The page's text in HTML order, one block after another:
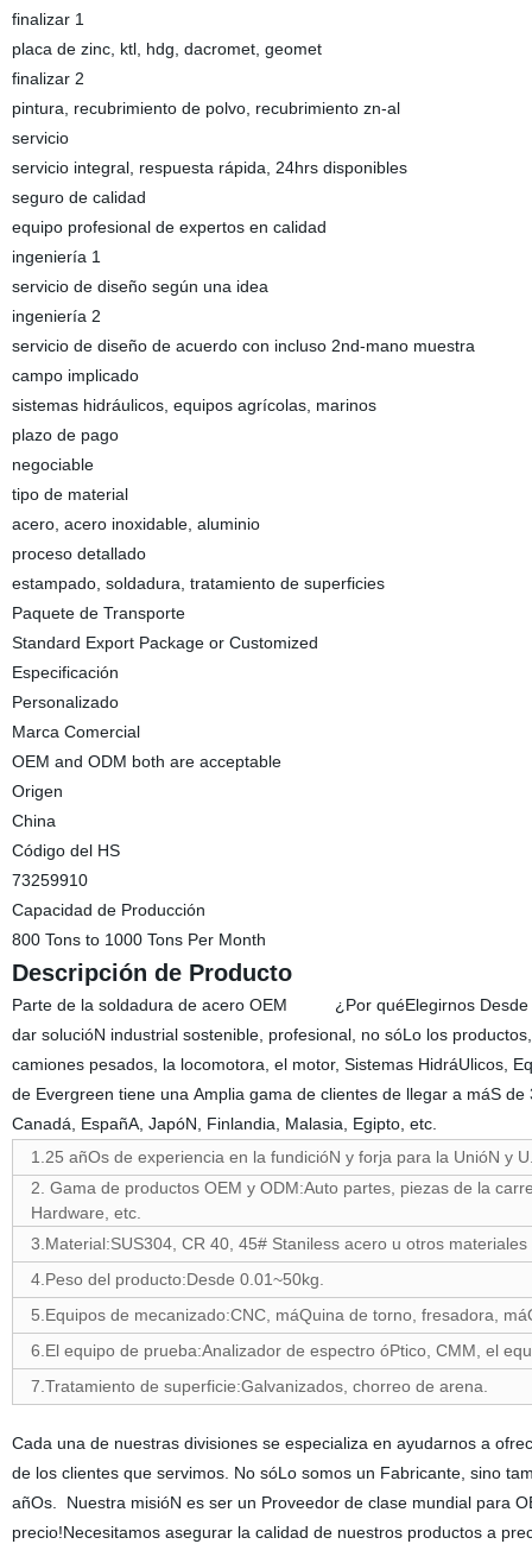
finalizar 1
placa de zinc, ktl, hdg, dacromet, geomet
finalizar 2
pintura, recubrimiento de polvo, recubrimiento zn-al
servicio
servicio integral, respuesta rápida, 24hrs disponibles
seguro de calidad
equipo profesional de expertos en calidad
ingeniería 1
servicio de diseño según una idea
ingeniería 2
servicio de diseño de acuerdo con incluso 2nd-mano muestra
campo implicado
sistemas hidráulicos, equipos agrícolas, marinos
plazo de pago
negociable
tipo de material
acero, acero inoxidable, aluminio
proceso detallado
estampado, soldadura, tratamiento de superficies
Paquete de Transporte
Standard Export Package or Customized
Especificación
Personalizado
Marca Comercial
OEM and ODM both are acceptable
Origen
China
Código del HS
73259910
Capacidad de Producción
800 Tons to 1000 Tons Per Month
Descripción de Producto
Parte de la soldadura de acero OEM ¿Por quéElegirnos Desde
dar solucióN industrial sostenible, profesional, no sóLo los
camiones pesados, la locomotora, el motor, Sistemas HidráUlicos,
de Evergreen tiene una Amplia gama de clientes de llegar a máS
Canadá, EspañA, JapóN, Finlandia, Malasia, Egipto, etc.
1.25 añOs de experiencia en la fundicióN y forja para la UnióN y
2. Gama de productos OEM y ODM:Auto partes, piezas de la
Hardware, etc.
3.Material:SUS304, CR 40, 45# Staniless acero u otros
4.Peso del producto:Desde 0.01~50kg.
5.Equipos de mecanizado:CNC, máQuina de torno, fresadora,
6.El equipo de prueba:Analizador de espectro óPtico, CMM, el
7.Tratamiento de superficie:Galvanizados, chorreo de arena.
Cada una de nuestras divisiones se especializa en ayudarnos a
de los clientes que servimos. No sóLo somos un Fabricante, sino
añOs. Nuestra misióN es ser un Proveedor de clase mundial para
precio!Necesitamos asegurar la calidad de nuestros productos a